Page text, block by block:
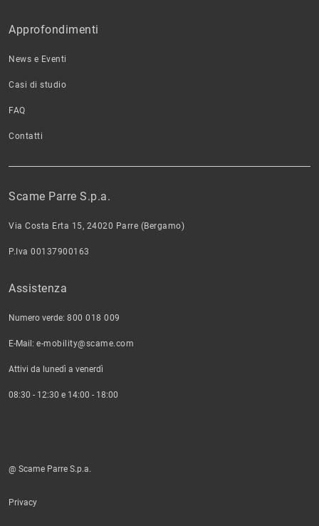
Scame Parre S.p.a.
Via Costa Erta 15, 24020 Parre (Bergamo)
P.Iva 00137900163
Assistenza
Numero verde: 800 018 009
E-Mail: e-mobility@scame.com
Attivi da lunedì a venerdì
08:30 - 12:30 e 14:00 - 18:00
Approfondimenti
News e Eventi
Casi di studio
FAQ
Contatti
@ Scame Parre S.p.a.
Privacy